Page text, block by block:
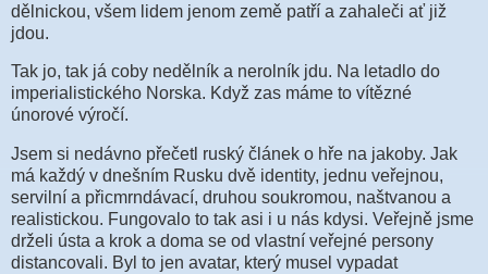
dělnickou, všem lidem jenom země patří a zahaleči ať již
jdou.
Tak jo, tak já coby nedělník a nerolník jdu. Na letadlo do
imperialistického Norska. Když zas máme to vítězné
únorové výročí.
Jsem si nedávno přečetl ruský článek o hře na jakoby. Jak
má každý v dnešním Rusku dvě identity, jednu veřejnou,
servilní a přicmrndávací, druhou soukromou, naštvanou a
realistickou. Fungovalo to tak asi i u nás kdysi. Veřejně jsme
drželi ústa a krok a doma se od vlastní veřejné persony
distancovali. Byl to jen avatar, který musel vypadat